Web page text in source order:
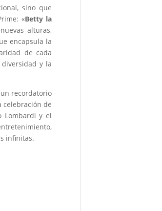
sino que
«Betty la
alturas,
encapsula la
de cada
y la
recordatorio
de
Lombardi y el
infinitas.